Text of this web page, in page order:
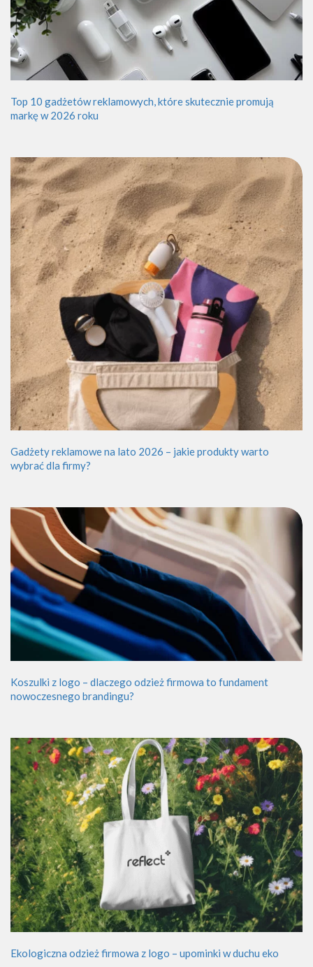
Top 10 gadżetów reklamowych, które skutecznie promują
markę w 2026 roku
Gadżety reklamowe na lato 2026 – jakie produkty warto
wybrać dla firmy?
Koszulki z logo – dlaczego odzież firmowa to fundament
nowoczesnego brandingu?
Ekologiczna odzież firmowa z logo – upominki w duchu eko